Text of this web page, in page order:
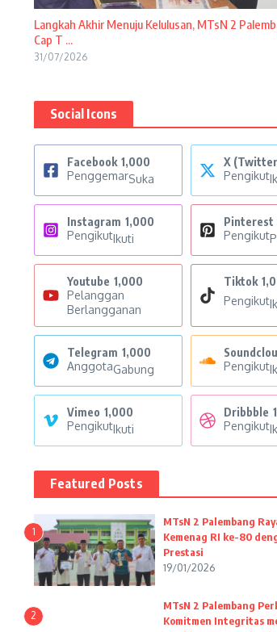
Langkah Akhir Menuju Kelulusan, MTsN 2
Cap T ...
31/07/2026
Social Icons
Facebook 1,000
PenggemarSuka
X
Pengikut
Instagram 1,000
PengikutIkuti
Pinterest
Pengikut
Youtube 1,000
Pelanggan
Berlangganan
Tiktok
Pengikut
Telegram 1,000
AnggotaGabung
Pengikut
Vimeo 1,000
PengikutIkuti
Dribbble
Pengikut
Featured Posts
1
MTsN 2 Palembang
Kemenag RI ke-80
Prestasi
19/01/2026
2
MTsN 2 Palembang
Komitmen Integritas